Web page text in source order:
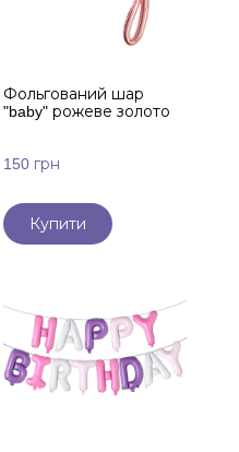
Фольгований шар
"baby" рожеве золото
150 грн
Купити